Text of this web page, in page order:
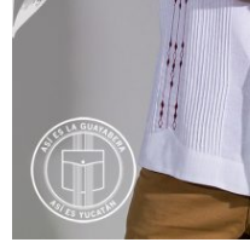
40 - L
42 - XL
44 - XXL